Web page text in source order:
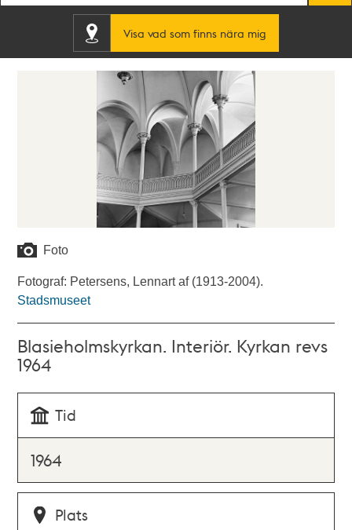
Visa vad som finns nära mig
Foto
Fotograf: Petersens, Lennart af (1913-2004).
Stadsmuseet
Blasieholmskyrkan. Interiör. Kyrkan revs
1964
Tid
1964
Plats